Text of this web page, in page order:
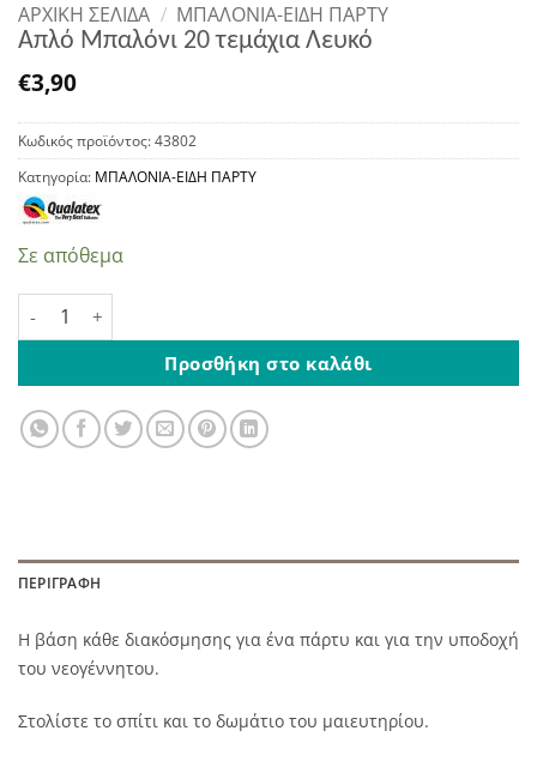
ΑΡΧΙΚΉ ΣΕΛΊΔΑ / ΜΠΑΛΟΝΙΑ-ΕΙΔΗ ΠΑΡΤΥ
Απλό Μπαλόνι 20 τεμάχια Λευκό
€3,90
Κωδικός προϊόντος:43802
Κατηγορία: ΜΠΑΛΟΝΙΑ-ΕΙΔΗ ΠΑΡΤΥ
Σε απόθεμα
Απλό Μπαλόνι 20 τεμάχια Λευκό ποσότητα
Προσθήκη στο καλάθι
ΠΕΡΙΓΡΑΦΉ
Η βάση κάθε διακόσμησης για ένα πάρτυ και για την υποδοχή
του νεογέννητου.
Στολίστε το σπίτι και το δωμάτιο του μαιευτηρίου.